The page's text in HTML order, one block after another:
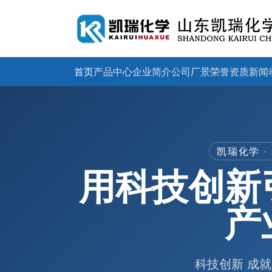
首页产品中心企业简介公司厂景荣誉资质新闻
凯瑞化学 ·
用科技创
科技创新 成